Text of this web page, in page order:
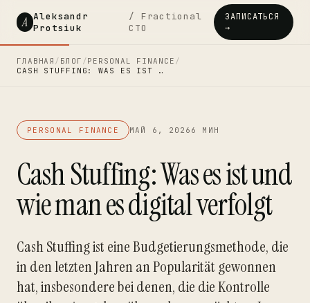
A Aleksandr
Protsiuk
/ Fractional
CTO
ЗАПИСАТЬСЯ
→
ГЛАВНАЯ / БЛОГ /PERSONAL FINANCE /
CASH STUFFING: WAS ES IST …
PERSONAL FINANCE МАЙ 6, 2026 6 МИН
Cash Stuffing: Was es ist und
wie man es digital verfolgt
Cash Stuffing ist eine Budgetierungsmethode, die
in den letzten Jahren an Popularität gewonnen
hat, insbesondere bei denen, die die Kontrolle